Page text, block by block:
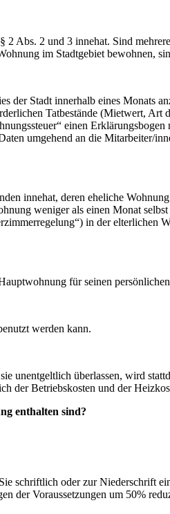
Abs. 2 und 3 innehat. Sind
im Stadtgebiet bewohnen,
der Stadt innerhalb eines Monats
Tatbestände (Mietwert,
einen
umgehend an die Mitarbeiter/
innehat, deren eheliche
weniger als einen Monat
in der elterlichen
für seinen
werden kann.
unentgeltlich überlassen, wird
der Betriebskosten und der
enthalten sind?
schriftlich oder zur Niederschrift
der Voraussetzungen um 50%